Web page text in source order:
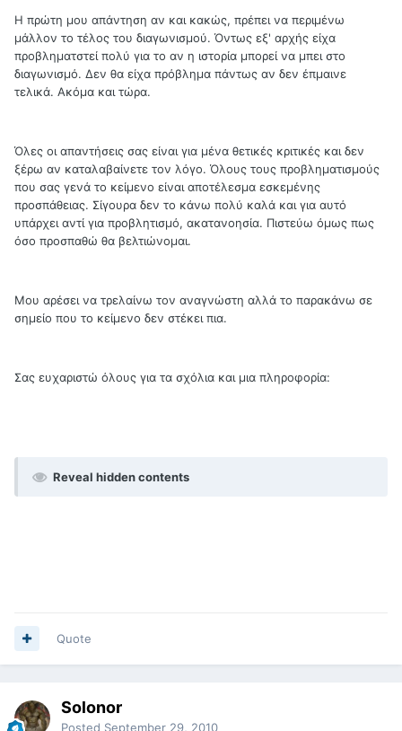
Η πρώτη μου απάντηση αν και κακώς, πρέπει να περιμένω
μάλλον το τέλος του διαγωνισμού. Όντως εξ' αρχής είχα
προβληματστεί πολύ για το αν η ιστορία μπορεί να μπει στο
διαγωνισμό. Δεν θα είχα πρόβλημα πάντως αν δεν έπμαινε
τελικά. Ακόμα και τώρα.
Όλες οι απαντήσεις σας είναι για μένα θετικές κριτικές και δεν
ξέρω αν καταλαβαίνετε τον λόγο. Όλους τους προβληματισμούς
που σας γενά το κείμενο είναι αποτέλεσμα εσκεμένης
προσπάθειας. Σίγουρα δεν το κάνω πολύ καλά και για αυτό
υπάρχει αντί για προβλητισμό, ακατανοησία. Πιστεύω όμως πως
όσο προσπαθώ θα βελτιώνομαι.
Μου αρέσει να τρελαίνω τον αναγνώστη αλλά το παρακάνω σε
σημείο που το κείμενο δεν στέκει πια.
Σας ευχαριστώ όλους για τα σχόλια και μια πληροφορία:
Reveal hidden contents
Quote
Solonor
Posted September 29, 2010